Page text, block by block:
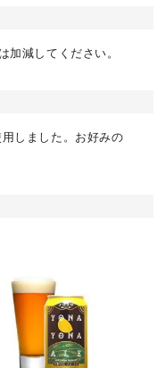
加減してください。
しました。お好みの